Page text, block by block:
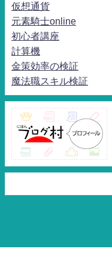
仮想通貨
元素騎士online
初心者講座
計算機
金策効率の検証
魔法職スキル検証